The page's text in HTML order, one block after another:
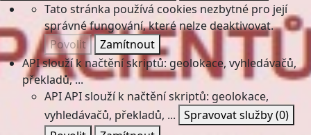
Tato stránka používá cookies nezbytné pro její
správné fungování, které nelze deaktivovat.
Povolit
Zamítnout
API slouží k načtění skriptů: geolokace, vyhledávačů,
překladů, ...
APIAPI slouží k načtění skriptů: geolokace,
vyhledávačů, překladů, ... Spravovat služby(0)